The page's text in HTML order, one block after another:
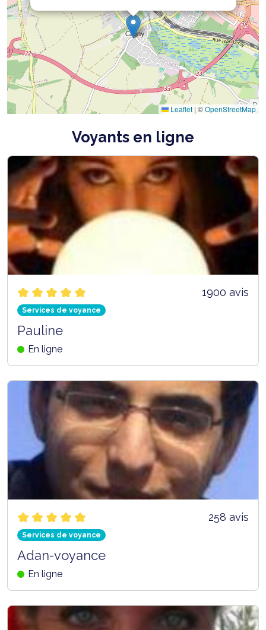
Leaflet | ©OpenStreetMap
Voyants en ligne
1900 avis
Services de voyance
Pauline
En ligne
258 avis
Services de voyance
Adan-voyance
En ligne